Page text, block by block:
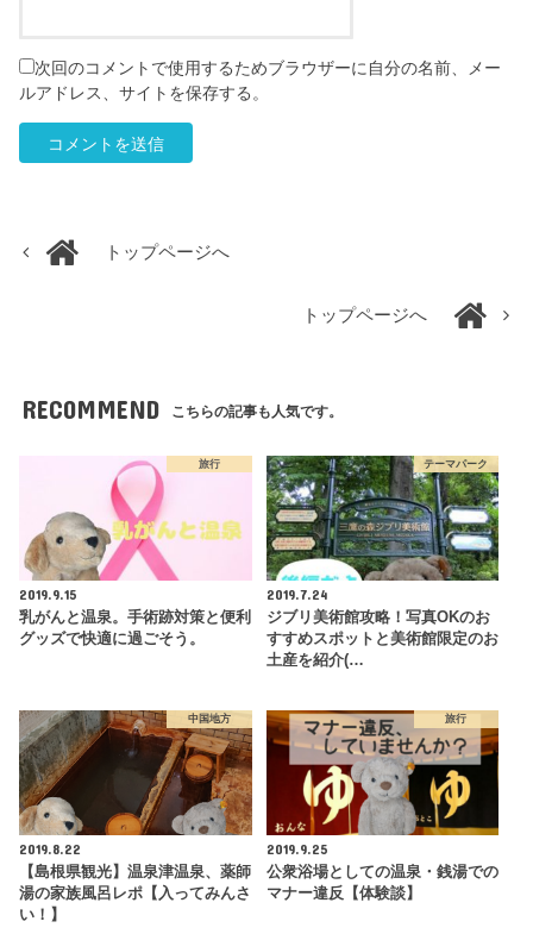
次回のコメントで使用するためブラウザーに自分の名前、メー
ルアドレス、サイトを保存する。
トップページへ
トップページへ
RECOMMEND こちらの記事も人気です。
旅行
2019.9.15
乳がんと温泉。手術跡対策と便利
グッズで快適に過ごそう。
テーマパーク
2019.7.24
ジブリ美術館攻略！写真OKのお
すすめスポットと美術館限定のお
土産を紹介(…
中国地方
2019.8.22
【島根県観光】温泉津温泉、薬師
湯の家族風呂レポ【入ってみんさ
い！】
旅行
2019.9.25
公衆浴場としての温泉・銭湯での
マナー違反【体験談】